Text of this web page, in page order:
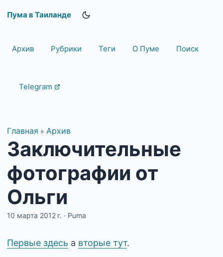
Пума в Таиланде
Архив Рубрики Теги О Пуме Поиск
Telegram
Главная » Архив
Заключительные
фотографии от
Ольги
10 марта 2012 г. · Puma
Первые здесь а вторые тут.